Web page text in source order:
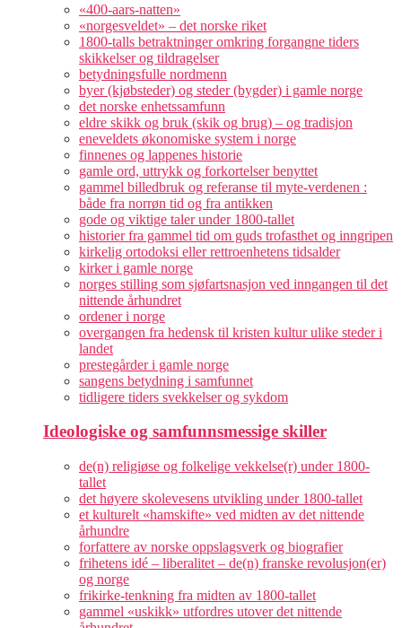
«400-aars-natten»
«norgesveldet» – det norske riket
1800-talls betraktninger omkring forgangne tiders
skikkelser og tildragelser
betydningsfulle nordmenn
byer (kjøbsteder) og steder (bygder) i gamle norge
det norske enhetssamfunn
eldre skikk og bruk (skik og brug) – og tradisjon
eneveldets økonomiske system i norge
finnenes og lappenes historie
gamle ord, uttrykk og forkortelser benyttet
gammel billedbruk og referanse til myte-verdenen :
både fra norrøn tid og fra antikken
gode og viktige taler under 1800-tallet
historier fra gammel tid om guds trofasthet og inngripen
kirkelig ortodoksi eller rettroenhetens tidsalder
kirker i gamle norge
norges stilling som sjøfartsnasjon ved inngangen til det
nittende århundret
ordener i norge
overgangen fra hedensk til kristen kultur ulike steder i
landet
prestegårder i gamle norge
sangens betydning i samfunnet
tidligere tiders svekkelser og sykdom
Ideologiske og samfunnsmessige skiller
de(n) religiøse og folkelige vekkelse(r) under 1800-
tallet
det høyere skolevesens utvikling under 1800-tallet
et kulturelt «hamskifte» ved midten av det nittende
århundre
forfattere av norske oppslagsverk og biografier
frihetens idé – liberalitet – de(n) franske revolusjon(er)
og norge
frikirke-tenkning fra midten av 1800-tallet
gammel «uskikk» utfordres utover det nittende